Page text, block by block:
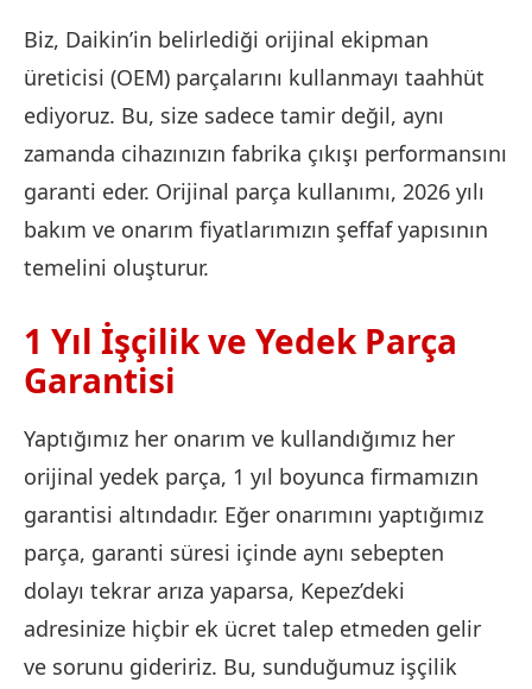
Biz, Daikin’in belirlediği orijinal ekipman
üreticisi (OEM) parçalarını kullanmayı taahhüt
ediyoruz. Bu, size sadece tamir değil, aynı
zamanda cihazınızın fabrika çıkışı performansını
garanti eder. Orijinal parça kullanımı, 2026 yılı
bakım ve onarım fiyatlarımızın şeffaf yapısının
temelini oluşturur.
1 Yıl İşçilik ve Yedek Parça
Garantisi
Yaptığımız her onarım ve kullandığımız her
orijinal yedek parça, 1 yıl boyunca firmamızın
garantisi altındadır. Eğer onarımını yaptığımız
parça, garanti süresi içinde aynı sebepten
dolayı tekrar arıza yaparsa, Kepez’deki
adresinize hiçbir ek ücret talep etmeden gelir
ve sorunu gideririz. Bu, sunduğumuz işçilik